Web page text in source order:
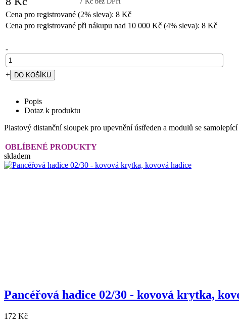
Cena pro registrované (2% sleva): 8 Kč
Cena pro registrované při nákupu nad 10 000 Kč (4% sleva): 8 Kč
-
+
Popis
Dotaz k produktu
Plastový distanční sloupek pro upevnění ústředen a modulů se
OBLÍBENÉ PRODUKTY
skladem
Pancéřová hadice 02/30 - kovová krytka,
172 Kč